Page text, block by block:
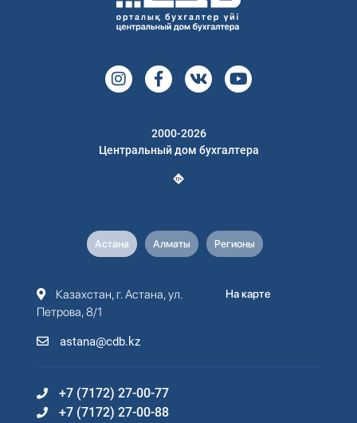
2000-2026
Центральный дом бухгалтера
Астана Алматы Регионы
Казахстан, г. Астана, ул.
Петрова, 8/1
astana@cdb.kz
На карте
+7 (7172) 27-00-77
+7 (7172) 27-00-88